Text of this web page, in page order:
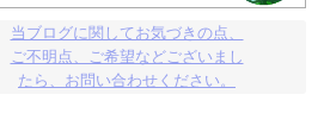
当ブログに関してお気づきの点、
ご不明点、ご希望などございまし
たら、お問い合わせください。